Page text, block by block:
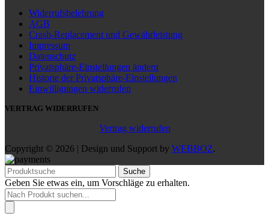
Widerrufsbelehrung
AGB
Crash-Replacement und Gewährleistung
Impressum
Datenschutz
Privatsphäre-Einstellungen ändern
Historie der Privatsphäre-Einstellungen
Einwilligungen widerrufen
VERTRAG WIDERRUFEN
Vertrag widerrufen
Copyright © 2026 | Design und Support by WEBBOZ.
Suche
Geben Sie etwas ein, um Vorschläge zu erhalten.
Products
search